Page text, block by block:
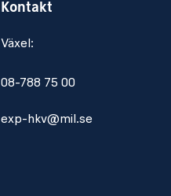
Kontakt
Växel:
08-788 75 00
exp-hkv@mil.se